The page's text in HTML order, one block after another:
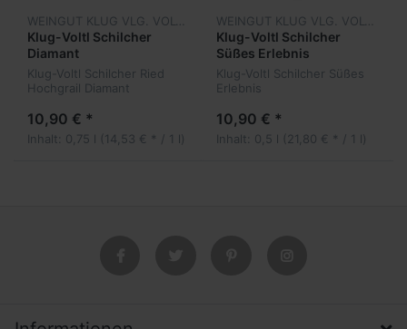
WEINGUT KLUG VLG. VOLTL
Klug-Voltl Schilcher
Diamant
Klug-Voltl Schilcher Ried
Hochgrail Diamant
10,90 € *
Inhalt: 0,75 l (14,53 € * / 1 l)
WEINGUT KLUG VLG. VOLTL
Klug-Voltl Schilcher
Süßes Erlebnis
Klug-Voltl Schilcher Süßes
Erlebnis
10,90 € *
Inhalt: 0,5 l (21,80 € * / 1 l)